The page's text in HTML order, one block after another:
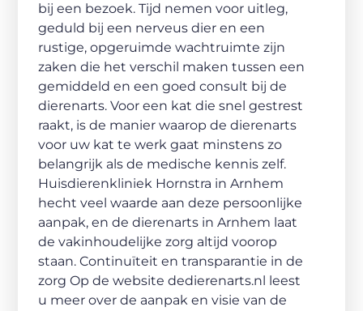
bij een bezoek. Tijd nemen voor uitleg,
geduld bij een nerveus dier en een
rustige, opgeruimde wachtruimte zijn
zaken die het verschil maken tussen een
gemiddeld en een goed consult bij de
dierenarts. Voor een kat die snel gestrest
raakt, is de manier waarop de dierenarts
voor uw kat te werk gaat minstens zo
belangrijk als de medische kennis zelf.
Huisdierenkliniek Hornstra in Arnhem
hecht veel waarde aan deze persoonlijke
aanpak, en de dierenarts in Arnhem laat
de vakinhoudelijke zorg altijd voorop
staan. Continuïteit en transparantie in de
zorg Op de website dedierenarts.nl leest
u meer over de aanpak en visie van de